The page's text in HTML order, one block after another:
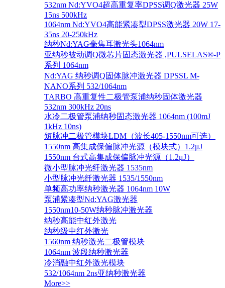
532nm Nd:YVO4超高重复率DPSS调Q激光器 25W
15ns 500kHz
1064nm Nd:YVO4高能紧凑型DPSS激光器 20W 17-
35ns 20-250kHz
纳秒Nd:YAG毫焦耳激光头1064nm
亚纳秒被动调Q微芯片固态激光器 ,PULSELAS®-P
系列 1064nm
Nd:YAG 纳秒调Q固体脉冲激光器 DPSSL M-
NANO系列 532/1064nm
TARBO 高重复性二极管泵浦纳秒固体激光器
532nm 300kHz 20ns
水冷二极管泵浦纳秒固态激光器 1064nm (100mJ
1kHz 10ns)
短脉冲二极管模块LDM（波长405-1550nm可选）
1550nm 高集成保偏脉冲光源（模块式）1.2μJ
1550nm 台式高集成保偏脉冲光源（1.2μJ）
微小型脉冲光纤激光器 1535nm
小型脉冲光纤激光器 1535/1550nm
单频高功率纳秒激光器 1064nm 10W
泵浦紧凑型Nd:YAG激光器
1550nm10-50W纳秒脉冲激光器
纳秒高能中红外激光
纳秒级中红外激光
1560nm 纳秒激光二极管模块
1064nm 波段纳秒激光器
冷消融中红外激光模块
532/1064nm 2ns亚纳秒激光器
More>>